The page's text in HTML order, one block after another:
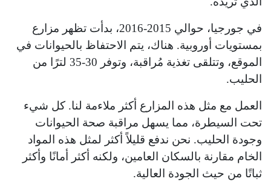
في جورجيا، حوالي 2015-2016، بدأت تظهر مزارع
بمستويات أوروبية. هناك، يتم الاحتفاظ بالحيوانات في
الموقع، وتتلقى تغذية مُراقبة، وتوفر 30-35 لترًا من
الحليب.
العمل مع مثل هذه المزارع أكثر ملاءمة لنا. كل شيء
تحت السيطرة، مما يسهل مراقبة صحة الحيوانات
وجودة الحليب. نحن ندفع قليلاً أكثر لمثل هذه المواد
الخام مقارنة بالسكان العامين، ولكنه أكثر أمانًا وأكثر
ثباتًا من حيث الجودة العالية.